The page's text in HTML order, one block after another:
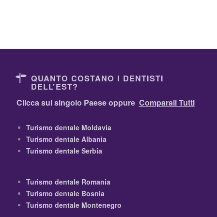
QUANTO COSTANO I DENTISTI
DELL’EST?
Clicca sul singolo Paese oppure Comparali Tutti
Turismo dentale Moldavia
Turismo dentale Albania
Turismo dentale Serbia
Turismo dentale Romania
Turismo dentale Bosnia
Turismo dentale Montenegro